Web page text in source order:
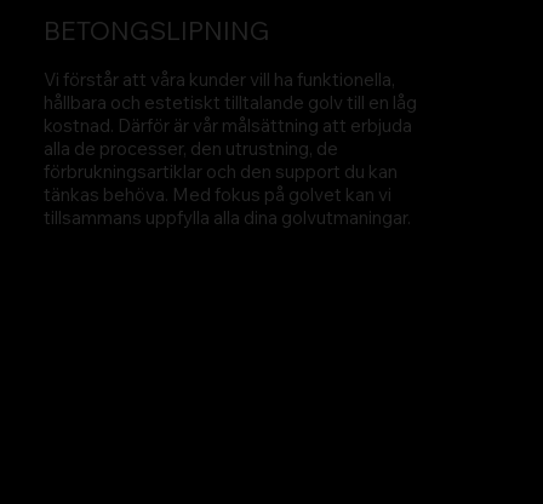
Vi förstår att våra kunder vill ha funktionella,
hållbara och estetiskt tilltalande golv till en låg
kostnad. Därför är vår målsättning att erbjuda
alla de processer, den utrustning, de
förbrukningsartiklar och den support du kan
tänkas behöva. Med fokus på golvet kan vi
tillsammans uppfylla alla dina golvutmaningar.
BETONGSLIPNING